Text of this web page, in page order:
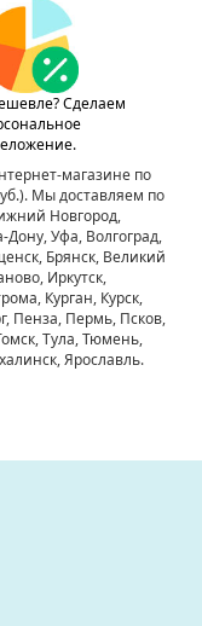
Сделаем
магазине по
. Мы доставляем по
Новгород,
Уфа, Волгоград,
Брянск, Великий
Иркутск,
Курган, Курск,
Пенза, Пермь, Псков,
Тула, Тюмень,
Ярославль.